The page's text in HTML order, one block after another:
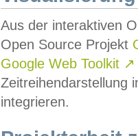
Aus der interaktiven
Open Source Projekt
Google Web Toolkit ↗
Zeitreihendarstellung
integrieren.